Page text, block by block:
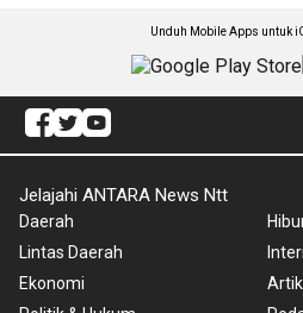
Unduh Mobile Apps untuk
Jelajahi ANTARA News Ntt
Daerah
Lintas Daerah
Ekonomi